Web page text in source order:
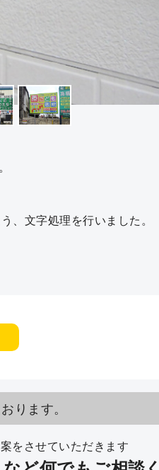
、文字処理を行いました。
ります。
をさせていただきます